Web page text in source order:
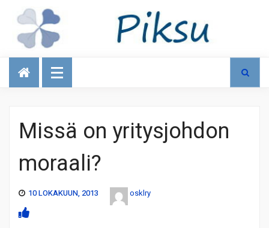
Talous
Missä on yritysjohdon
moraali?
10 LOKAKUUN, 2013 osklry